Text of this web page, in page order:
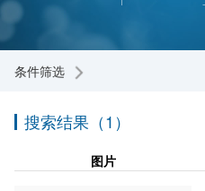
条件筛选
搜索结果（1）
图片